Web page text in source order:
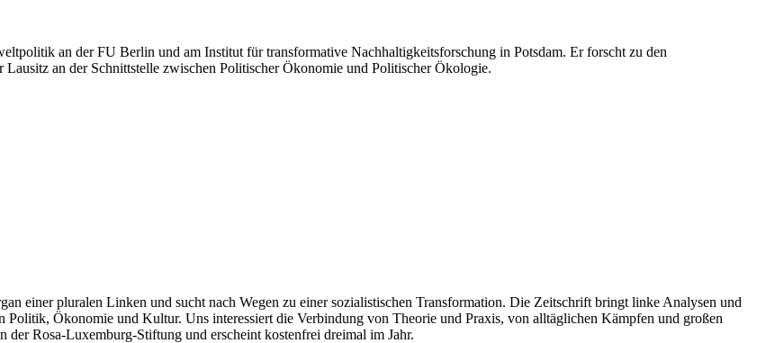
an der FU Berlin und am Institut für transformative Nachhaltigkeitsforschung in Potsdam. Er forscht zu den
an der Schnittstelle zwischen Politischer Ökonomie und Politischer Ökologie.
einer pluralen Linken und sucht nach Wegen zu einer sozialistischen Transformation. Die Zeitschrift bringt linke Analysen und
Politik, Ökonomie und Kultur. Uns interessiert die Verbindung von Theorie und Praxis, von alltäglichen Kämpfen und großen
Rosa-Luxemburg-Stiftung und erscheint kostenfrei dreimal im Jahr.